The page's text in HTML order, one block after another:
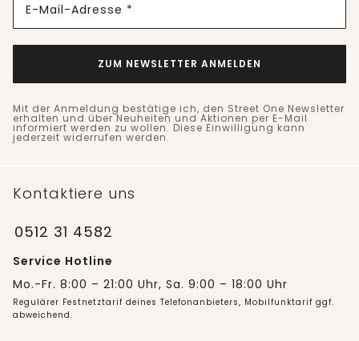
E-Mail-Adresse *
ZUM NEWSLETTER ANMELDEN
Mit der Anmeldung bestätige ich, den Street One Newsletter
erhalten und über Neuheiten und Aktionen per E-Mail
informiert werden zu wollen. Diese Einwilligung kann
jederzeit widerrufen werden.
Kontaktiere uns
0512 31 4582
Service Hotline
Mo.-Fr. 8:00 – 21:00 Uhr, Sa. 9:00 – 18:00 Uhr
Regulärer Festnetztarif deines Telefonanbieters, Mobilfunktarif ggf.
abweichend.